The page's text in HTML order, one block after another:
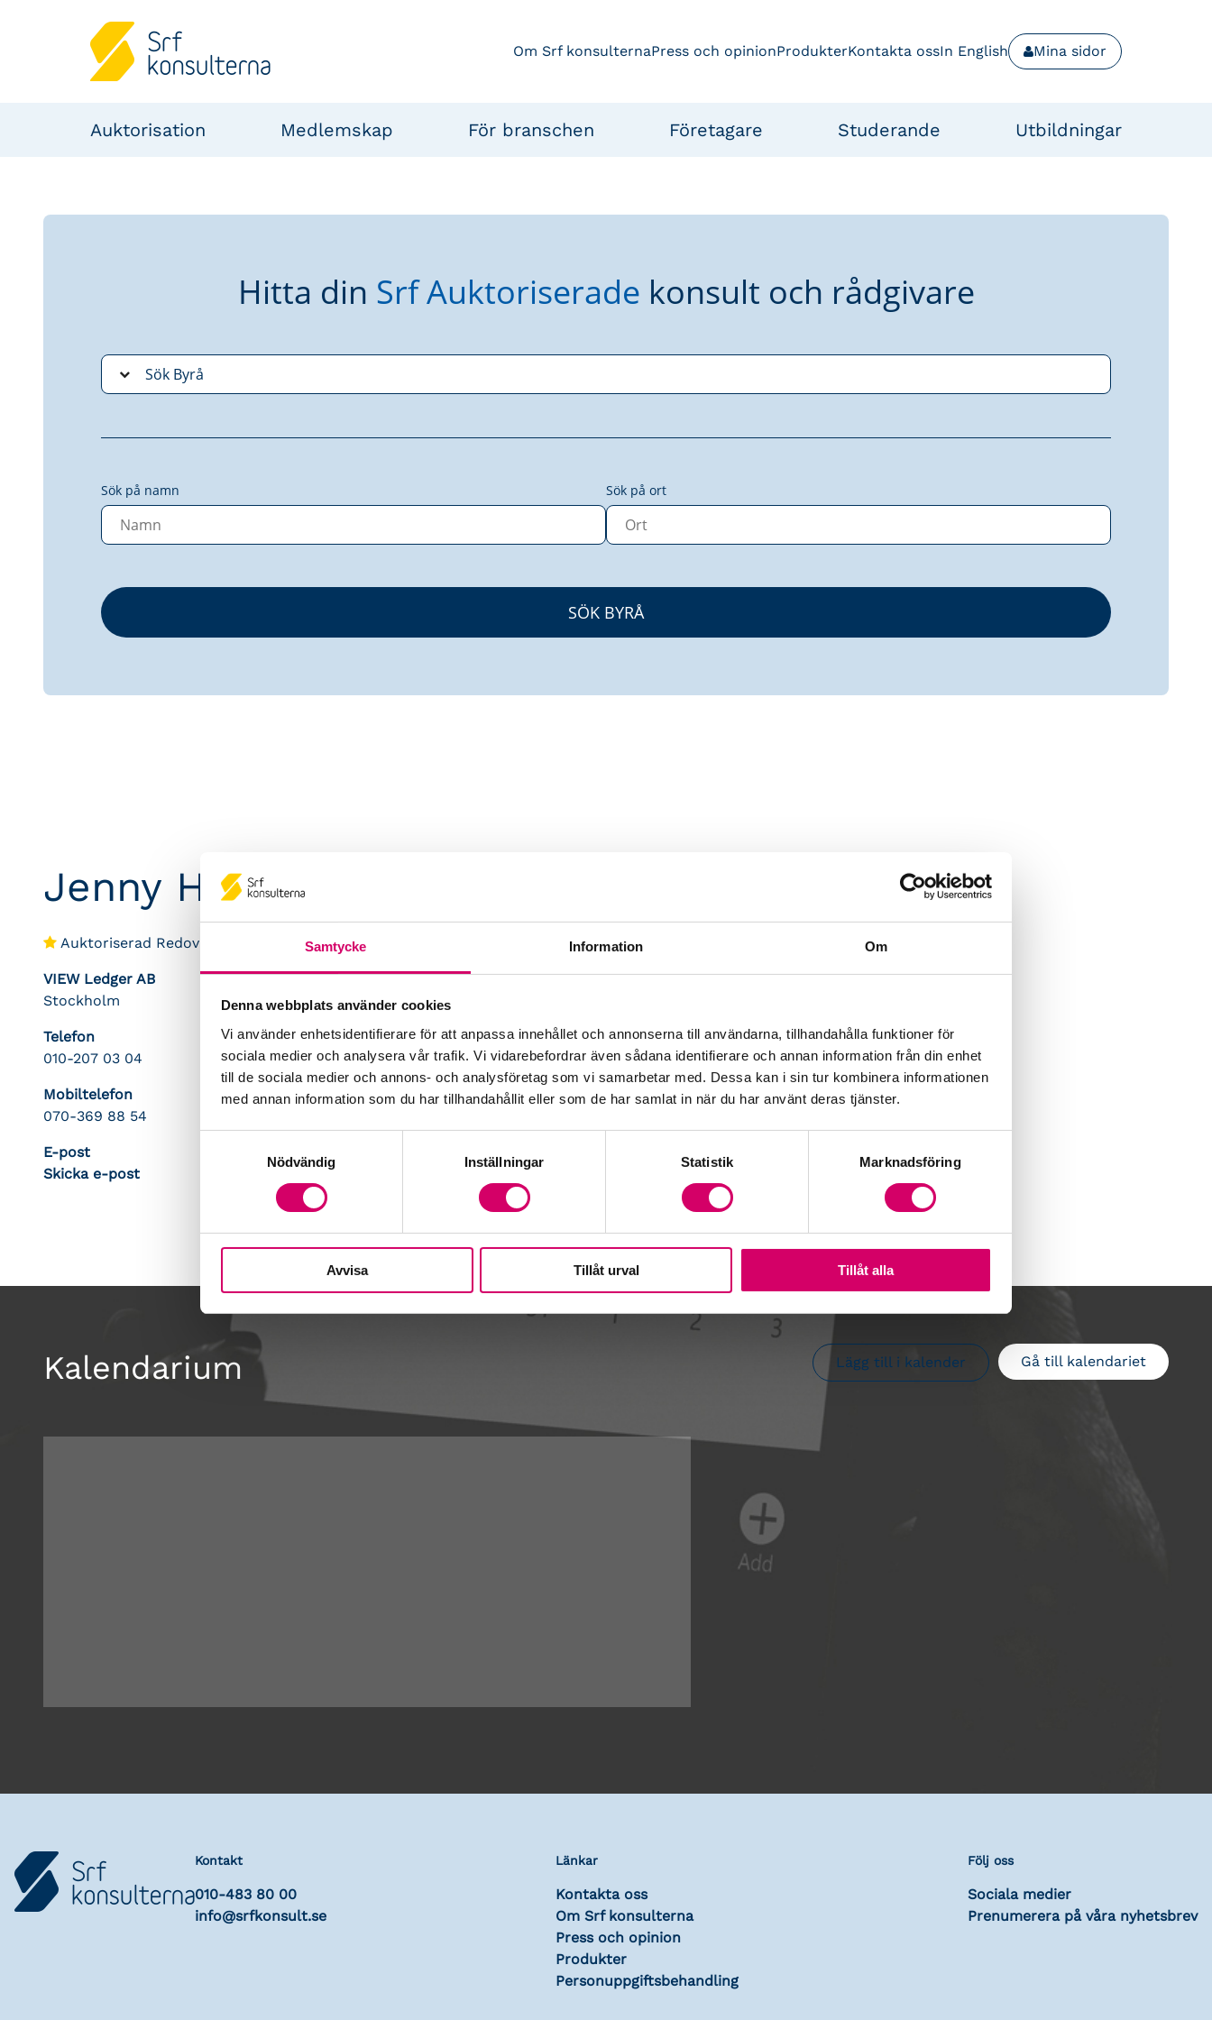
Samtycke Information Om
Denna webbplats använder cookies
Vi använder enhetsidentifierare för att anpassa innehållet och annonserna till användarna, tillhandahålla funktioner för
sociala medier och analysera vår trafik. Vi vidarebefordrar även sådana identifierare och annan information från din enhet
till de sociala medier och annons- och analysföretag som vi samarbetar med. Dessa kan i sin tur kombinera informationen
med annan information som du har tillhandahållit eller som de har samlat in när du har använt deras tjänster.
Nödvändig
Inställningar Statistik Marknadsföring
Avvisa Tillåt urval Tillåt alla
Om Srf konsulternaPress och opinionProdukterKontakta ossIn English Mina sidor
Auktorisation Medlemskap För branschen Företagare Studerande Utbildningar
Hitta din Srf Auktoriserade konsult och rådgivare
Sök på namn Sök på ort
Jenny Högberg
Auktoriserad Redovisningskonsult
VIEW Ledger AB
Stockholm
Telefon
010-207 03 04
Mobiltelefon
070-369 88 54
E-post
Skicka e-post
Kalendarium Gå till kalendariet
Lägg till i kalender
Kontakt
010-483 80 00
info@srfkonsult.se
Länkar
Kontakta oss
Om Srf konsulterna
Press och opinion
Produkter
Personuppgiftsbehandling
Följ oss
Sociala medier
Prenumerera på våra nyhetsbrev